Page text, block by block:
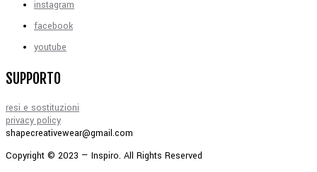
instagram
facebook
youtube
SUPPORTO
resi e sostituzioni
privacy policy
shapecreativewear@gmail.com
Copyright © 2023 — Inspiro. All Rights Reserved